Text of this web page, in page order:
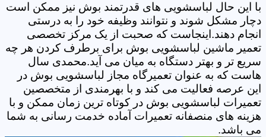
با این حال لباسشویی های قدرتمند بوش نیز ممکن است
دچار مشکل شوند و نتوانند وظیفه خود را به درستی
انجام دهند.اینجاست که صحبت از یک مرکز تخصصی
تعمیر ماشین لباسشویی بوش برای برطرف کردن هر چه
سریع تر و بهتر دستگاه به میان می آید.محمدی سال
هاست که به عنوان تعمیرگاه مجاز لباسشویی بوش در
این عرصه فعالیت می کند و با بهرمندی از متخصصین
تعمیرات لباسشویی بوش در کوتاه ترین زمان ممکن و با
هزینه های منصفانه تعمیرات آماده خدمت رسانی به شما
می باشد.